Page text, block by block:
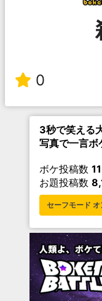
0
3秒で笑える
写真で一言
ボケ投稿数
お題投稿数
セーフモード オ